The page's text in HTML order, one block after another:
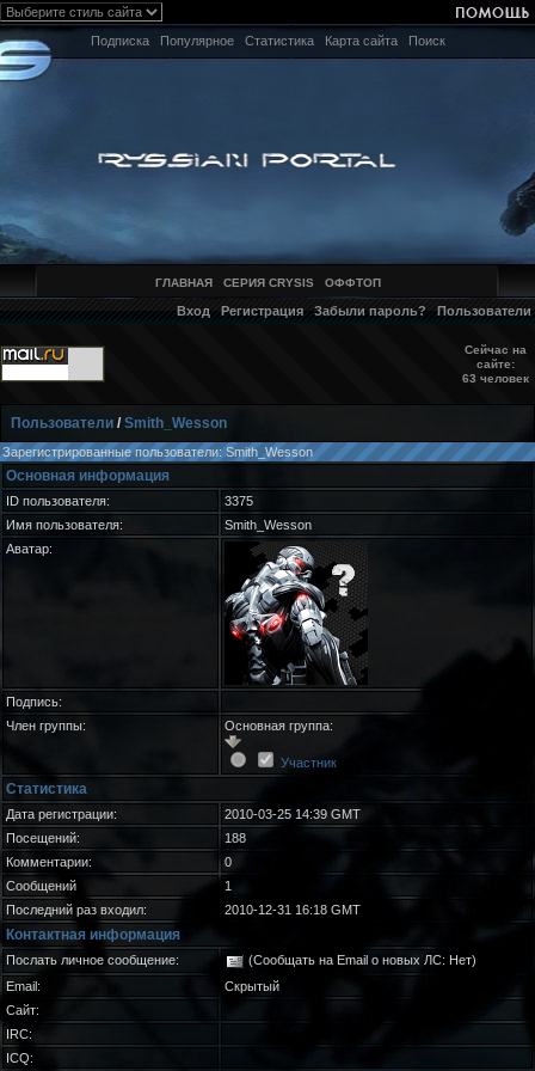
Подписка Популярное Статистика Карта сайта Поиск
ГЛАВНАЯ СЕРИЯ CRYSIS ОФФТОП
Вход Регистрация Забыли пароль? Пользователи
Сейчас на
сайте:
63 человек
Пользователи /Smith_Wesson
Зарегистрированные пользователи: Smith_Wesson
Основная информация
ID пользователя:
3375
Имя пользователя:
Smith_Wesson
Аватар:
Подпись:
Член группы:
Основная группа:
Участник
Статистика
Дата регистрации:
2010-03-25 14:39 GMT
Посещений:
188
Комментарии:
0
Сообщений
1
Последний раз входил:
2010-12-31 16:18 GMT
Контактная информация
Послать личное сообщение:
(Сообщать на Email о новых ЛС: Нет)
Email:
Скрытый
Сайт:
IRC:
ICQ: